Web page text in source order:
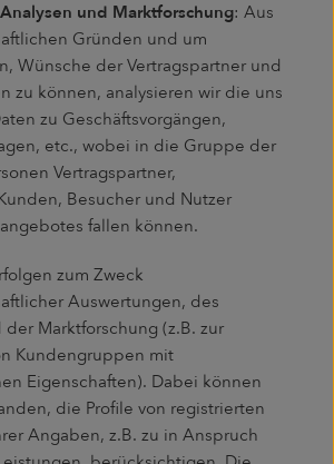
und Marktforschung: Aus
Gründen und um
Wünsche der Vertragspartner und
zu können, analysieren wir die uns
zu Geschäftsvorgängen,
etc., wobei in die Gruppe der
Vertragspartner,
Besucher und Nutzer
fallen können.
zum Zweck
Auswertungen, des
Marktforschung (z.B. zur
Kundengruppen mit
Eigenschaften). Dabei können
die Profile von registrierten
Angaben, z.B. zu in Anspruch